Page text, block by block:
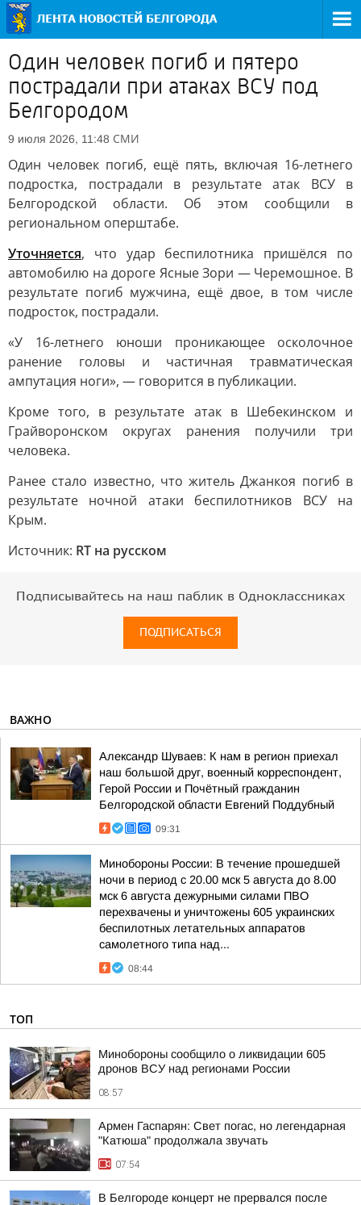
Один человек погиб и пятеро
пострадали при атаках ВСУ под
Белгородом
9 июля 2026, 11:48 СМИ
Один человек погиб, ещё пять, включая 16-летнего
подростка, пострадали в результате атак ВСУ в
Белгородской области. Об этом сообщили в
региональном оперштабе.
Уточняется, что удар беспилотника пришёлся по
автомобилю на дороге Ясные Зори — Черемошное. В
результате погиб мужчина, ещё двое, в том числе
подросток, пострадали.
«У 16-летнего юноши проникающее осколочное
ранение головы и частичная травматическая
ампутация ноги», — говорится в публикации.
Кроме того, в результате атак в Шебекинском и
Грайворонском округах ранения получили три
человека.
Ранее стало известно, что житель Джанкоя погиб в
результате ночной атаки беспилотников ВСУ на
Крым.
Источник: RT на русском
Подписывайтесь на наш паблик в Одноклассниках
ПОДПИСАТЬСЯ
ВАЖНО
Александр Шуваев: К нам в регион приехал
наш большой друг, военный корреспондент,
Герой России и Почётный гражданин
Белгородской области Евгений Поддубный
09:31
Минобороны России: В течение прошедшей
ночи в период с 20.00 мск 5 августа до 8.00
мск 6 августа дежурными силами ПВО
перехвачены и уничтожены 605 украинских
беспилотных летательных аппаратов
самолетного типа над...
08:44
ТОП
Минобороны сообщило о ликвидации 605
дронов ВСУ над регионами России
08:57
Армен Гаспарян: Свет погас, но легендарная
"Катюша" продолжала звучать
07:54
В Белгороде концерт не прервался после